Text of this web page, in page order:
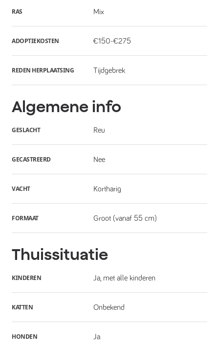
RAS Mix
ADOPTIEKOSTEN €150-€275
REDEN HERPLAATSING Tijdgebrek
Algemene info
GESLACHT Reu
GECASTREERD Nee
VACHT Kortharig
FORMAAT Groot (vanaf 55 cm)
Thuissituatie
KINDEREN Ja, met alle kinderen
KATTEN Onbekend
HONDEN Ja